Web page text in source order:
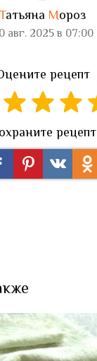
Татьяна Мороз
авг. 2025 в 07:00
рецепт
рецепт